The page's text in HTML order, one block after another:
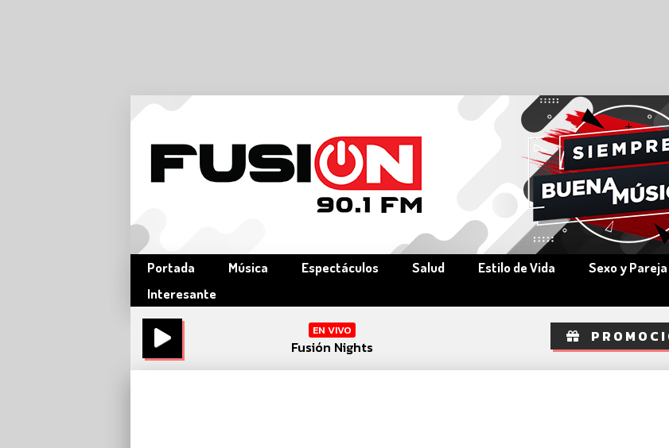
Portada Música Espectáculos Salud Estilo de Vida Sexo y Pareja
Interesante
EN VIVO
Fusión Nights